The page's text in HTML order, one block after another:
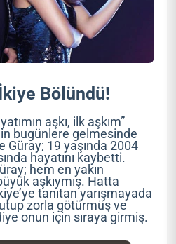
Bölündü!
aşkı, ilk aşkım”
bugünlere gelmesinde
Güray; 19 yaşında 2004
hayatını kaybetti.
hem en yakın
aşkıymış. Hatta
tanıtan yarışmayada
zorla götürmüş ve
onun için sıraya girmiş.